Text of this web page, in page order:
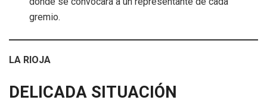
gremio.
LA RIOJA
DELICADA SITUACIÓN